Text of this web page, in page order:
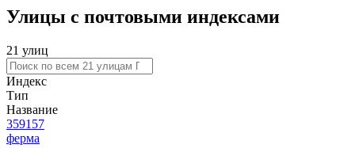
Улицы с почтовыми индексами
21 улиц
Индекс
Тип
Название
359157
ферма